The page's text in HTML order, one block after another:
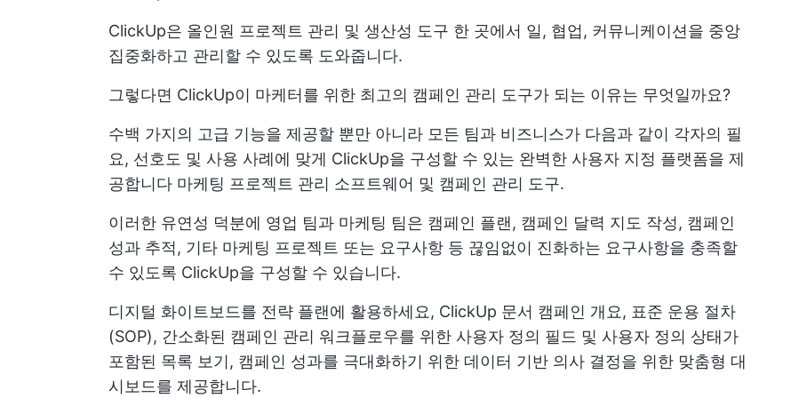
ClickUp은 올인원 프로젝트 관리 및 생산성 도구 한 곳에서 일, 협업, 커뮤니케이션을 중앙
집중화하고 관리할 수 있도록 도와줍니다.
그렇다면 ClickUp이 마케터를 위한 최고의 캠페인 관리 도구가 되는 이유는 무엇일까요?
수백 가지의 고급 기능을 제공할 뿐만 아니라 모든 팀과 비즈니스가 다음과 같이 각자의 필
요, 선호도 및 사용 사례에 맞게 ClickUp을 구성할 수 있는 완벽한 사용자 지정 플랫폼을 제
공합니다 마케팅 프로젝트 관리 소프트웨어 및 캠페인 관리 도구.
이러한 유연성 덕분에 영업 팀과 마케팅 팀은 캠페인 플랜, 캠페인 달력 지도 작성, 캠페인
성과 추적, 기타 마케팅 프로젝트 또는 요구사항 등 끊임없이 진화하는 요구사항을 충족할
수 있도록 ClickUp을 구성할 수 있습니다.
디지털 화이트보드를 전략 플랜에 활용하세요, ClickUp 문서 캠페인 개요, 표준 운용 절차
(SOP), 간소화된 캠페인 관리 워크플로우를 위한 사용자 정의 필드 및 사용자 정의 상태가
포함된 목록 보기, 캠페인 성과를 극대화하기 위한 데이터 기반 의사 결정을 위한 맞춤형 대
시보드를 제공합니다.